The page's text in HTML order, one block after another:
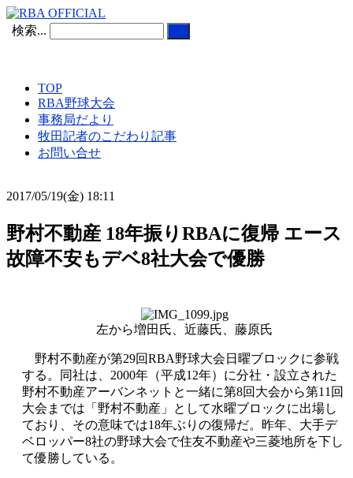
検索...
TOP
RBA野球大会
事務局だより
牧田記者のこだわり記事
お問い合せ
2017/05/19(金) 18:11
野村不動産 18年振りRBAに復帰 エース
故障不安もデベ8社大会で優勝
左から増田氏、近藤氏、藤原氏
野村不動産が第29回RBA野球大会日曜ブロックに参戦
する。同社は、2000年（平成12年）に分社・設立された
野村不動産アーバンネットと一緒に第8回大会から第11回
大会までは「野村不動産」として水曜ブロックに出場し
ており、その意味では18年ぶりの復帰だ。昨年、大手デ
ベロッパー8社の野球大会で住友不動産や三菱地所を下し
て優勝している。